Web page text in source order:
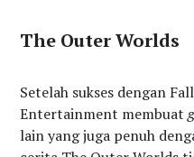
The Outer Worlds
Setelah sukses dengan
Entertainment membuat
lain yang juga penuh